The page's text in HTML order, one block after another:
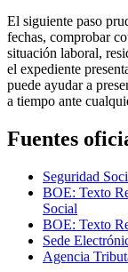
El siguiente paso
fechas, comprobar
situación laboral,
el expediente
puede ayudar a
a tiempo ante
Fuentes
Seguridad
BOE: Texto
Social
BOE: Texto
Sede
Agencia